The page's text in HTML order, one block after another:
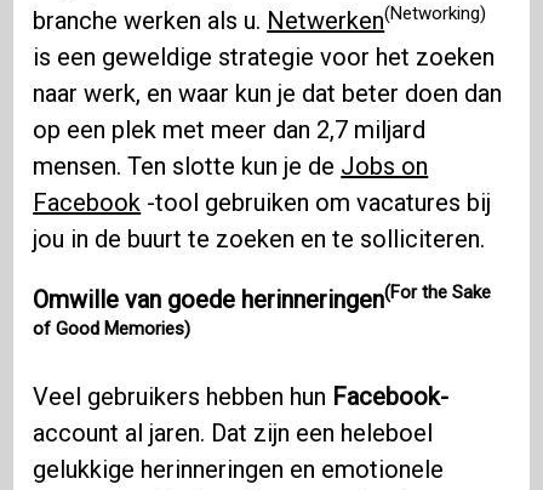
branche werken als u. Netwerken(Networking)
is een geweldige strategie voor het zoeken
naar werk, en waar kun je dat beter doen dan
op een plek met meer dan 2,7 miljard
mensen. Ten slotte kun je de Jobs on
Facebook -tool gebruiken om vacatures bij
jou in de buurt te zoeken en te solliciteren.
Omwille van goede herinneringen(For the Sake
of Good Memories)
Veel gebruikers hebben hun Facebook-
account al jaren. Dat zijn een heleboel
gelukkige herinneringen en emotionele